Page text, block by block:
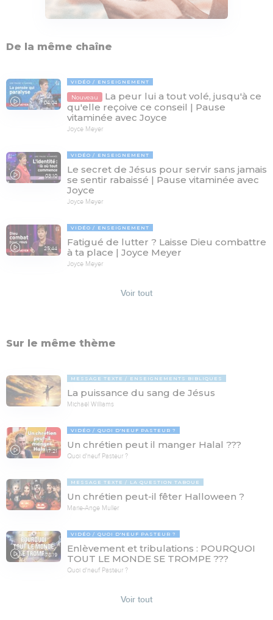
De la même chaîne
04:04
VIDÉO ENSEIGNEMENT
Nouveau
La peur lui a tout volé, jusqu'à ce
qu'elle reçoive ce conseil | Pause
vitaminée avec Joyce
Joyce Meyer
03:10
VIDÉO ENSEIGNEMENT
Le secret de Jésus pour servir sans jamais
se sentir rabaissé | Pause vitaminée avec
Joyce
Joyce Meyer
25:44
VIDÉO ENSEIGNEMENT
Fatigué de lutter ? Laisse Dieu combattre
à ta place | Joyce Meyer
Joyce Meyer
Voir tout
Sur le même thème
MESSAGE TEXTE ENSEIGNEMENTS BIBLIQUES
La puissance du sang de Jésus
Michaël Williams
17:21
VIDÉO QUOI D'NEUF PASTEUR ?
Un chrétien peut il manger Halal ???
Quoi d'neuf Pasteur ?
MESSAGE TEXTE LA QUESTION TABOUE
Un chrétien peut-il fêter Halloween ?
Marie-Ange Muller
78:19
VIDÉO QUOI D'NEUF PASTEUR ?
Enlèvement et tribulations : POURQUOI
TOUT LE MONDE SE TROMPE ???
Quoi d'neuf Pasteur ?
Voir tout